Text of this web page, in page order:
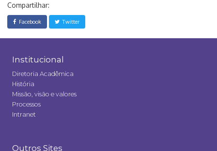
Compartilhar:
Facebook Twitter
Institucional
Diretoria Acadêmica
História
Missão, visão e valores
Processos
Intranet
Outros Sites